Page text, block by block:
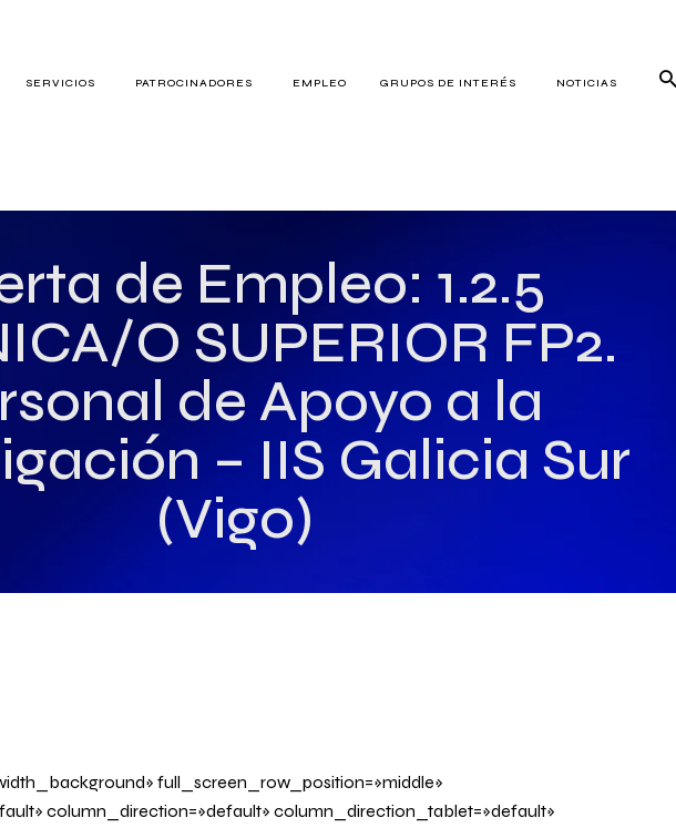
SERVICIOS PATROCINADORES EMPLEO GRUPOS DE INTERÉS NOTICIAS
de Empleo: 1.2.5
O SUPERIOR FP2.
de Apoyo a la
– IIS Galicia Sur
(Vigo)
full_screen_row_position=»middle»
column_direction=»default» column_direction_tablet=»default»